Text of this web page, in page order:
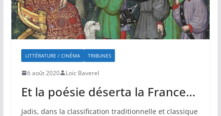
LITTÉRATURE / CINÉMA TRIBUNES
6 août 2020 Loïc Baverel
Et la poésie déserta la France…
Jadis, dans la classification traditionnelle et classique